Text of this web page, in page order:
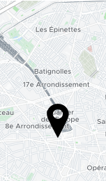
/ Jacuzzi